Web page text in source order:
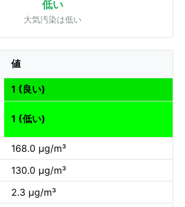
低い
大気汚染は低い
値
1 (良い)
1 (低い)
168.0 µg/m³
130.0 µg/m³
2.3 µg/m³